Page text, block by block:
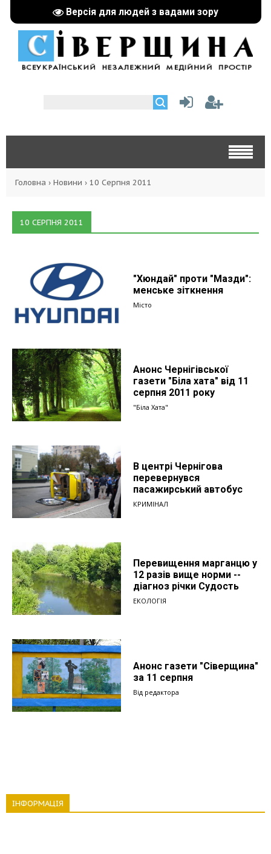
Версія для людей з вадами зору
Головна › Новини › 10 Серпня 2011
10 СЕРПНЯ 2011
"Хюндай" проти "Мазди":
менське зіткнення
Місто
Анонс Чернігівської
газети "Біла хата" від 11
серпня 2011 року
"Біла Хата"
В центрі Чернігова
перевернувся
пасажирський автобус
КРИМІНАЛ
Перевищення марганцю у
12 разів вище норми --
діагноз річки Судость
ЕКОЛОГІЯ
Анонс газети "Сіверщина"
за 11 серпня
Від редактора
ІНФОРМАЦІЯ